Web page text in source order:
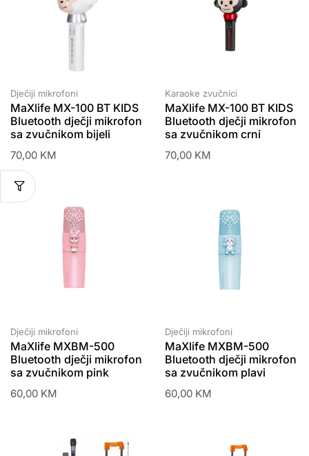
Dječiji mikrofoni
MaXlife MX-100 BT KIDS
Bluetooth dječji mikrofon
sa zvučnikom bijeli
70,00 KM
Karaoke zvučnici
MaXlife MX-100 BT KIDS
Bluetooth dječji mikrofon
sa zvučnikom crni
70,00 KM
Dječiji mikrofoni
MaXlife MXBM-500
Bluetooth dječji mikrofon
sa zvučnikom pink
60,00 KM
Dječiji mikrofoni
MaXlife MXBM-500
Bluetooth dječji mikrofon
sa zvučnikom plavi
60,00 KM